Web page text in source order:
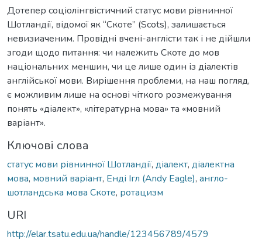
Дотепер соціолінгвістичний статус мови рівнинної
Шотландії, відомої як “Скоте” (Scots), залишається
невизиаченим. Провідні вчені-англісти так і не дійшли
згоди щодо питання: чи належить Скоте до мов
національних меншин, чи це лише один із діалектів
англійської мови. Вирішення проблеми, на наш погляд,
є можливим лише на основі чіткого розмежування
понять «діалект», «літературна мова» та «мовний
варіант».
Ключові слова
статус мови рівнинної Шотландії, діалект, діалектна
мова, мовний варіант, Енді Ігл (Andy Eagle), англо-
шотландська мова Скоте, ротацизм
URI
http://elar.tsatu.edu.ua/handle/123456789/4579